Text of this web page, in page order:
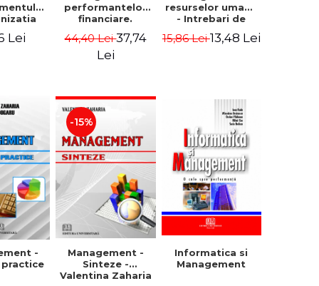
Lei
performantelor
financiare.
Modele.
Instrumente
44,40 Lei37,74
Lei
resurselor umane
- Intrebari de
grila
15,86 Lei13,48 Lei
-
-15%
Management -
Sinteze -
Valentina Zaharia
Informatica si
Management